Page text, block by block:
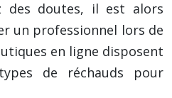
des doutes, il est alors
un professionnel lors de
en ligne disposent
de réchauds pour